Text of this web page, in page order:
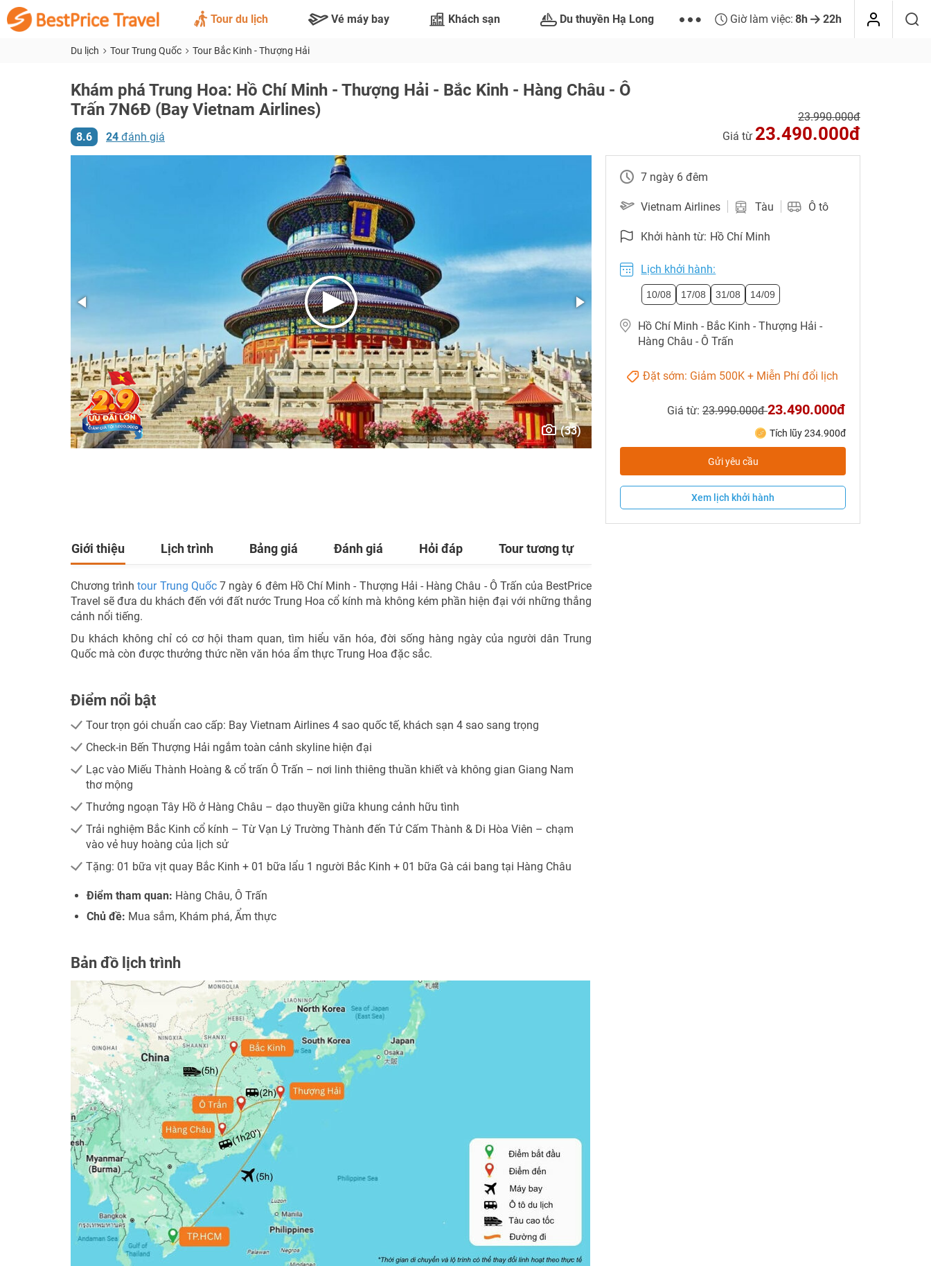
Tour du lịch Vé máy bay Khách sạn Du thuyền Hạ Long Giờ làm việc: 8h 22h
Du lịch Tour Trung Quốc Tour Bắc Kinh - Thượng Hải
Khám phá Trung Hoa: Hồ Chí Minh - Thượng Hải - Bắc Kinh - Hàng Châu - Ô
Trấn 7N6Đ (Bay Vietnam Airlines)
8.6 24 đánh giá
23.990.000đ
Giá từ 23.490.000đ
(33)
7 ngày 6 đêm
Vietnam Airlines Tàu Ô tô
Khởi hành từ: Hồ Chí Minh
Lịch khởi hành:
10/08 17/08 31/08 14/09
Hồ Chí Minh - Bắc Kinh - Thượng Hải -
Hàng Châu - Ô Trấn
Đặt sớm: Giảm 500K + Miễn Phí đổi lịch
Giá từ: 23.990.000đ 23.490.000đ
Tích lũy 234.900đ
Gửi yêu cầu
Xem lịch khởi hành
Giới thiệu Lịch trình Bảng giá Đánh giá Hỏi đáp Tour tương tự
Chương trìnhtour Trung Quốc7 ngày 6 đêm Hồ Chí Minh - Thượng Hải - Hàng Châu - Ô Trấn của BestPrice
Travel sẽ đưa du khách đến với đất nước Trung Hoa cổ kính mà không kém phần hiện đại với những thắng
cảnh nổi tiếng.
Du khách không chỉ có cơ hội tham quan, tìm hiểu văn hóa, đời sống hàng ngày của người dân Trung
Quốc mà còn được thưởng thức nền văn hóa ẩm thực Trung Hoa đặc sắc.
Điểm nổi bật
Tour trọn gói chuẩn cao cấp: Bay Vietnam Airlines 4 sao quốc tế, khách sạn 4 sao sang trọng
Check-in Bến Thượng Hải ngắm toàn cảnh skyline hiện đại
Lạc vào Miếu Thành Hoàng & cổ trấn Ô Trấn – nơi linh thiêng thuần khiết và không gian Giang Nam
thơ mộng
Thưởng ngoạn Tây Hồ ở Hàng Châu – dạo thuyền giữa khung cảnh hữu tình
Trải nghiệm Bắc Kinh cổ kính – Từ Vạn Lý Trường Thành đến Tử Cấm Thành & Di Hòa Viên – chạm
vào vẻ huy hoàng của lịch sử
Tặng: 01 bữa vịt quay Bắc Kinh + 01 bữa lẩu 1 người Bắc Kinh + 01 bữa Gà cái bang tại Hàng Châu
Điểm tham quan: Hàng Châu, Ô Trấn
Chủ đề: Mua sắm, Khám phá, Ẩm thực
Bản đồ lịch trình
TƯ VẤN NGAY
TƯ VẤN NGAY
TƯ VẤN NGAY
TƯ VẤN NGAY
NHẬN ƯU ĐÃI NGAY
TƯ VẤN NGAY